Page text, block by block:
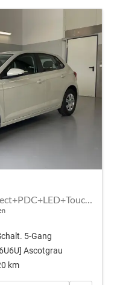
1.0 MPI Sitzheizung+AppConnect+PDC+LED+Touch+Lichtsensor+MultiLenkrad
5-Gang
Ascotgrau
km